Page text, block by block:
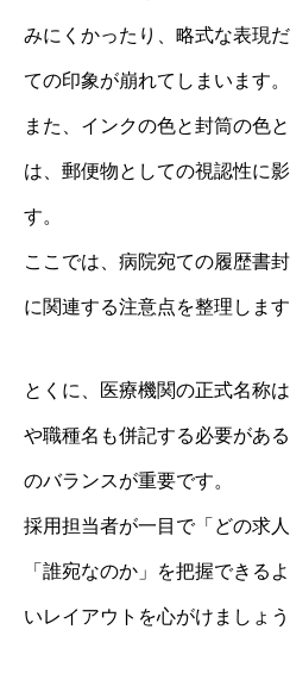
みにくかったり、略式な表現
ての印象が崩れてしまいます。
また、インクの色と封筒の色
は、郵便物としての視認性に
す。
ここでは、病院宛ての履歴書
に関連する注意点を整理します
とくに、医療機関の正式名称
や職種名も併記する必要があ
のバランスが重要です。
採用担当者が一目で「どの求
「誰宛なのか」を把握できる
いレイアウトを心がけましょう